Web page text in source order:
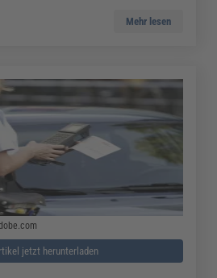
Mehr lesen
jetzt herunterladen